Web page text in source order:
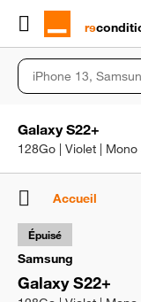
rɘ
Galaxy S22+
Accueil
Samsung
Galaxy S22+
Épuisé